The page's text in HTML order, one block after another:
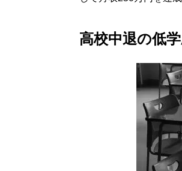
高校中退の低